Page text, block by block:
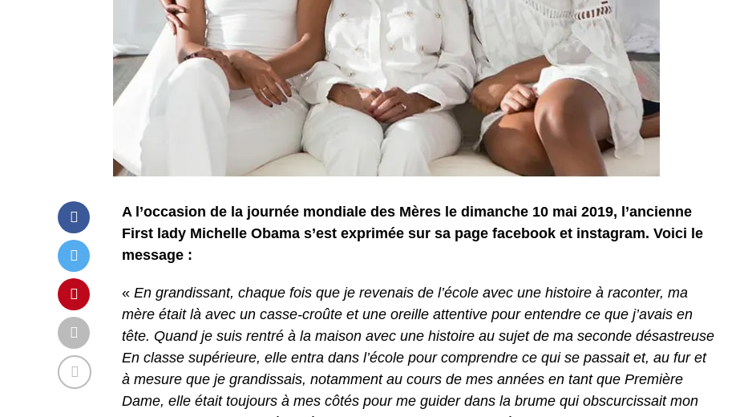
A l’occasion de la journée mondiale des Mères le dimanche 10 mai 2019, l’ancienne
First lady Michelle Obama s’est exprimée sur sa page facebook et instagram. Voici le
message :
« En grandissant, chaque fois que je revenais de l’école avec une histoire à raconter, ma
mère était là avec un casse-croûte et une oreille attentive pour entendre ce que j’avais en
tête. Quand je suis rentré à la maison avec une histoire au sujet de ma seconde désastreuse
En classe supérieure, elle entra dans l’école pour comprendre ce qui se passait et, au fur et
à mesure que je grandissais, notamment au cours de mes années en tant que Première
Dame, elle était toujours à mes côtés pour me guider dans la brume qui obscurcissait mon